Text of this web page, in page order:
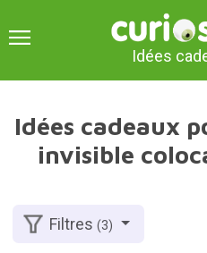
Idées
Idées cadeaux
invisible
Filtres(3)